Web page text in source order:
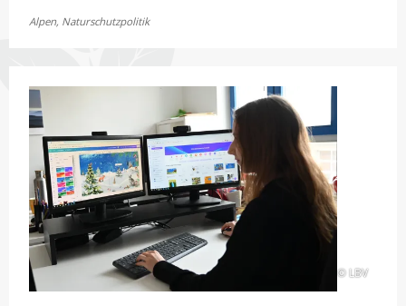
einigen
die
Scheidtobelbahn
Alpen, Naturschutzpolitik
© LBV